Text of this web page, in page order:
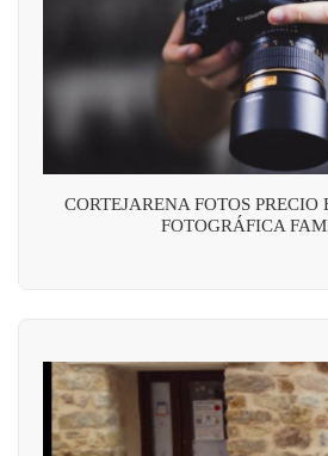
CORTEJARENA FOTOS PRECIO
FOTOGRÁFICA